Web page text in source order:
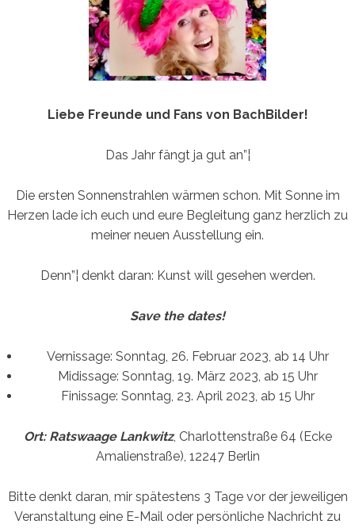
Liebe Freunde und Fans von BachBilder!
Das Jahr fängt ja gut an”¦
Die ersten Sonnenstrahlen wärmen schon. Mit Sonne im
Herzen lade ich euch und eure Begleitung ganz herzlich zu
meiner neuen Ausstellung ein.
Denn”¦ denkt daran: Kunst will gesehen werden.
Save the dates!
Vernissage: Sonntag, 26. Februar 2023, ab 14 Uhr
Midissage: Sonntag, 19. März 2023, ab 15 Uhr
Finissage: Sonntag, 23. April 2023, ab 15 Uhr
Ort: Ratswaage Lankwitz, Charlottenstraße 64 (Ecke
Amalienstraße), 12247 Berlin
Bitte denkt daran, mir spätestens 3 Tage vor der jeweiligen
Veranstaltung eine E-Mail oder persönliche Nachricht zu